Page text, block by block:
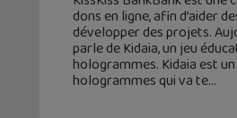
dons en ligne, afin d’aider
développer des projets.
parle de Kidaia, un jeu
hologrammes. Kidaia est
hologrammes qui va te